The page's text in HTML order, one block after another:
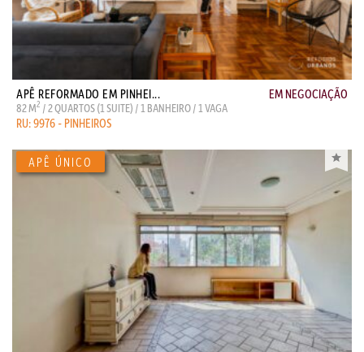
APÊ REFORMADO EM PINHEI... EM NEGOCIAÇÃO
82 M2 / 2 QUARTOS (1 SUITE) / 1 BANHEIRO / 1 VAGA
RU: 9976 - PINHEIROS